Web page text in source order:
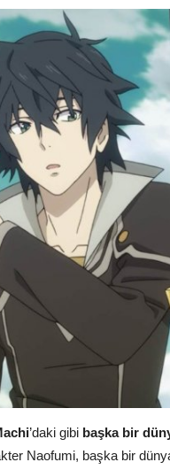
’daki gibi başka bir
Naofumi, başka bir